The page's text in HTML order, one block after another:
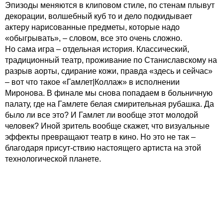
Эпизоды меняются в клиповом стиле, по стенам плывут
декорации, волшебный куб то и дело подкидывает
актеру нарисованные предметы, которые надо
«обыгрывать», – словом, все это очень сложно.
Но сама игра – отдельная история. Классический,
традиционный театр, проживание по Станиславскому на
разрыв аорты, сдирание кожи, правда «здесь и сейчас»
– вот что такое «Гамлет|Коллаж» в исполнении
Миронова. В финале мы снова попадаем в больничную
палату, где на Гамлете белая смирительная рубашка. Да
было ли все это? И Гамлет ли вообще этот молодой
человек? Иной зритель вообще скажет, что визуальные
эффекты превращают театр в кино. Но это не так –
благодаря присут-ствию настоящего артиста на этой
технологической планете.